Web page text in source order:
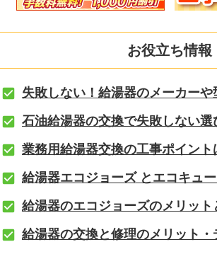
お役立ち情報
失敗しない！給湯器のメーカーや
石油給湯器の交換で失敗しない選
業務用給湯器交換の工事ポイント
給湯器エコジョーズ とエコキュ
給湯器のエコジョーズのメリット
給湯器の交換と修理のメリット・